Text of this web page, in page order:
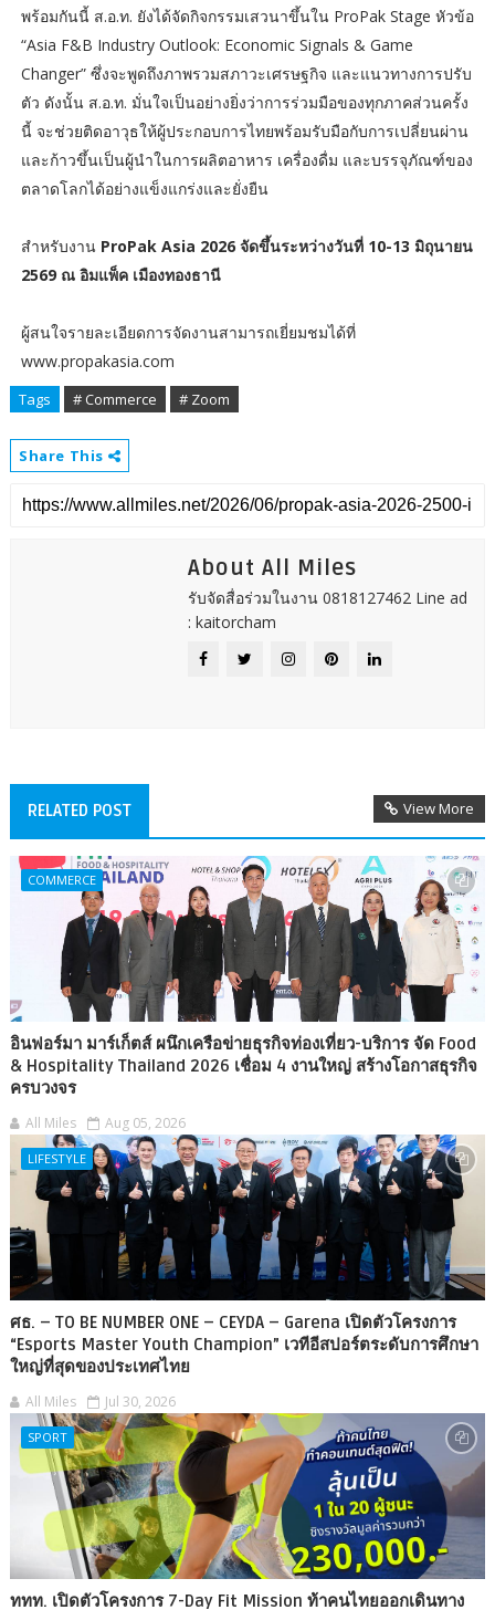
พร้อมกันนี้ ส.อ.ท. ยังได้จัดกิจกรรมเสวนาขึ้นใน ProPak Stage หัวข้อ
“Asia F&B Industry Outlook: Economic Signals & Game
Changer” ซึ่งจะพูดถึงภาพรวมสภาวะเศรษฐกิจ และแนวทางการปรับ
ตัว ดังนั้น ส.อ.ท. มั่นใจเป็นอย่างยิ่งว่าการร่วมมือของทุกภาคส่วนครั้ง
นี้ จะช่วยติดอาวุธให้ผู้ประกอบการไทยพร้อมรับมือกับการเปลี่ยนผ่าน
และก้าวขึ้นเป็นผู้นำในการผลิตอาหาร เครื่องดื่ม และบรรจุภัณฑ์ของ
ตลาดโลกได้อย่างแข็งแกร่งและยั่งยืน
สำหรับงาน ProPak Asia 2026 จัดขึ้นระหว่างวันที่ 10-13 มิถุนายน
2569 ณ อิมแพ็ค เมืองทองธานี
ผู้สนใจรายละเอียดการจัดงานสามารถเยี่ยมชมได้ที่
www.propakasia.com
Tags # Commerce # Zoom
Share This
About All Miles
รับจัดสื่อร่วมในงาน 0818127462 Line ad
: kaitorcham
RELATED POST View More
COMMERCE
อินฟอร์มา มาร์เก็ตส์ ผนึกเครือข่ายธุรกิจท่องเที่ยว-บริการ จัด Food
& Hospitality Thailand 2026 เชื่อม 4 งานใหญ่ สร้างโอกาสธุรกิจ
ครบวงจร
All Miles Aug 05, 2026
LIFESTYLE
ศธ. – TO BE NUMBER ONE – CEYDA – Garena เปิดตัวโครงการ
“Esports Master Youth Champion” เวทีอีสปอร์ตระดับการศึกษา
ใหญ่ที่สุดของประเทศไทย
All Miles Jul 30, 2026
SPORT
ททท. เปิดตัวโครงการ 7-Day Fit Mission ท้าคนไทยออกเดินทาง